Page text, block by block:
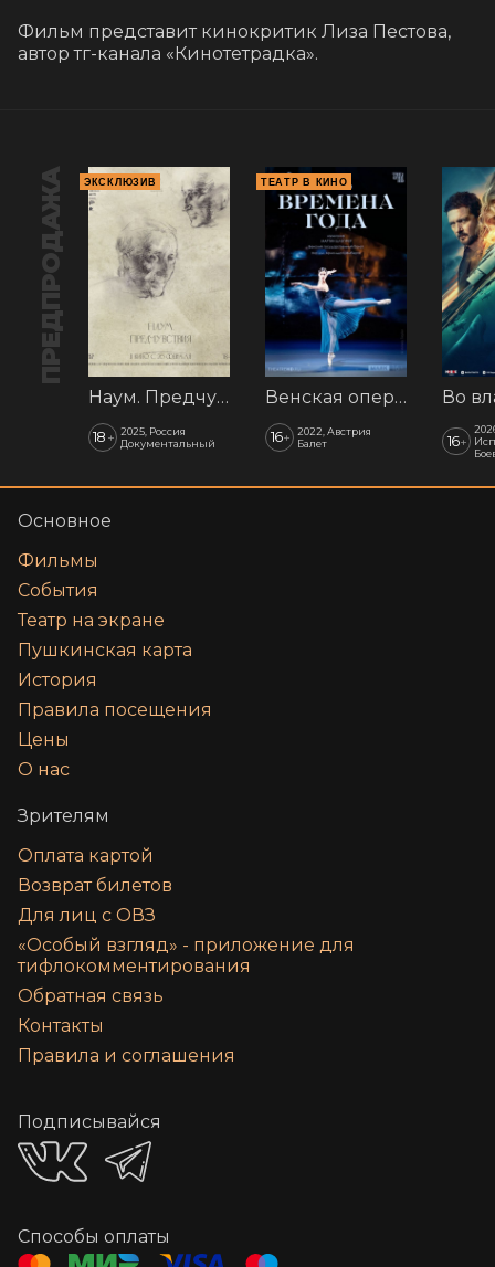
Фильм представит кинокритик Лиза Пестова,
автор тг-канала «Кинотетрадка».
ПРЕДПРОДАЖА ЭКСКЛЮЗИВ
Наум. Предчувствия
18 + 2025, Россия
Документальный
ТЕАТР В КИНО
Венская опера: Времена года
16+
2022, Австрия
Балет
16+
Основное
Фильмы
События
Театр на экране
Пушкинская карта
История
Правила посещения
Цены
О нас
Зрителям
Оплата картой
Возврат билетов
Для лиц с ОВЗ
«‎Особый взгляд» - приложение для
тифлокомментирования
Обратная связь
Контакты
Правила и соглашения
Подписывайся
Способы оплаты